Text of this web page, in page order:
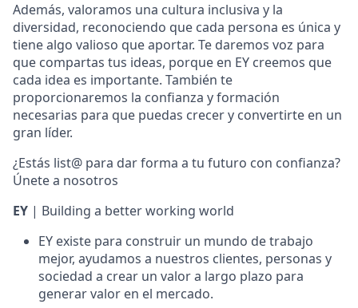
Además, valoramos una cultura inclusiva y la
diversidad, reconociendo que cada persona es única y
tiene algo valioso que aportar. Te daremos voz para
que compartas tus ideas, porque en EY creemos que
cada idea es importante. También te
proporcionaremos la confianza y formación
necesarias para que puedas crecer y convertirte en un
gran líder.
¿Estás list@ para dar forma a tu futuro con confianza?
Únete a nosotros
EY | Building a better working world
EY existe para construir un mundo de trabajo
mejor, ayudamos a nuestros clientes, personas y
sociedad a crear un valor a largo plazo para
generar valor en el mercado.